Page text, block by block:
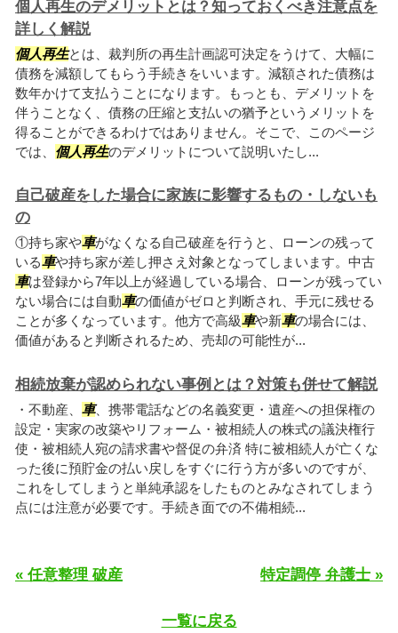
個人再生のデメリットとは？知っておくべき注意点を
詳しく解説
個人再生とは、裁判所の再生計画認可決定をうけて、大幅に
債務を減額してもらう手続きをいいます。減額された債務は
数年かけて支払うことになります。もっとも、デメリットを
伴うことなく、債務の圧縮と支払いの猶予というメリットを
得ることができるわけではありません。そこで、このページ
では、 個人再生のデメリットについて説明いたし...
自己破産をした場合に家族に影響するもの・しないも
の
①持ち家や車がなくなる自己破産を行うと、ローンの残って
いる車や持ち家が差し押さえ対象となってしまいます。中古
車は登録から7年以上が経過している場合、ローンが残ってい
ない場合には自動車の価値がゼロと判断され、手元に残せる
ことが多くなっています。他方で高級車や新車の場合には、
価値があると判断されるため、売却の可能性が...
相続放棄が認められない事例とは？対策も併せて解説
・不動産、 車、携帯電話などの名義変更・遺産への担保権の
設定・実家の改築やリフォーム・被相続人の株式の議決権行
使・被相続人宛の請求書や督促の弁済 特に被相続人が亡くな
った後に預貯金の払い戻しをすぐに行う方が多いのですが、
これをしてしまうと単純承認をしたものとみなされてしまう
点には注意が必要です。手続き面での不備相続...
« 任意整理 破産 特定調停 弁護士 »
一覧に戻る